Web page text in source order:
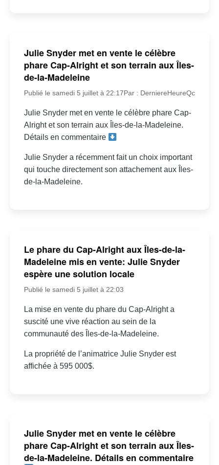
Julie Snyder met en vente le célèbre
phare Cap-Alright et son terrain aux Îles-
de-la-Madeleine
Publié le samedi 5 juillet à 22:17Par : DerniereHeureQc
Julie Snyder met en vente le célèbre phare Cap-
Alright et son terrain aux Îles-de-la-Madeleine.
Détails en commentaire
Julie Snyder a récemment fait un choix important
qui touche directement son attachement aux Îles-
de-la-Madeleine.
Le phare du Cap-Alright aux Îles-de-la-
Madeleine mis en vente: Julie Snyder
espère une solution locale
Publié le samedi 5 juillet à 22:03
La mise en vente du phare du Cap-Alright a
suscité une vive réaction au sein de la
communauté des Îles-de-la-Madeleine.
La propriété de l’animatrice Julie Snyder est
affichée à 595 000$.
Julie Snyder met en vente le célèbre
phare Cap-Alright et son terrain aux Îles-
de-la-Madeleine. Détails en commentaire